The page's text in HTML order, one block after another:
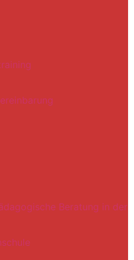
Beratung in der